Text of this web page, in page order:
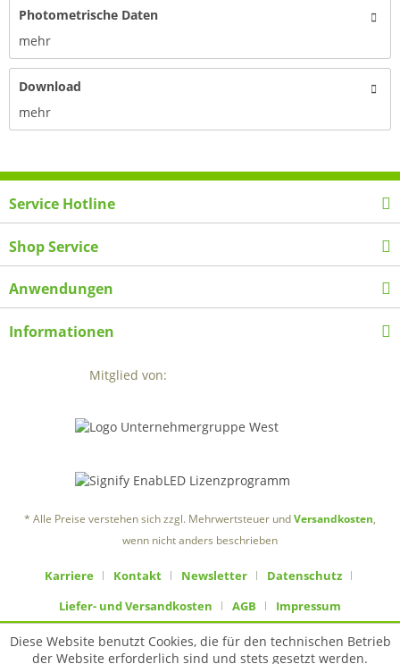
Photometrische Daten
mehr
Download
mehr
Service Hotline
Shop Service
Anwendungen
Informationen
Mitglied von:
* Alle Preise verstehen sich zzgl. Mehrwertsteuer undVersandkosten,
wenn nicht anders beschrieben
Karriere Kontakt Newsletter
Datenschutz
Liefer- und Versandkosten
AGB Impressum
Diese Website benutzt Cookies, die für den technischen Betrieb
der Website erforderlich sind und stets gesetzt werden.